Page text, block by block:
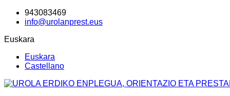
943083469
info@urolanprest.eus
Euskara
Euskara
Castellano